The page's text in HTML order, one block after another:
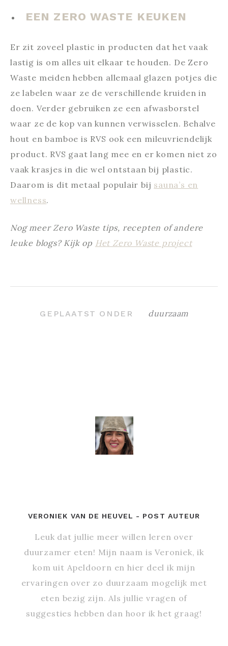
EEN ZERO WASTE KEUKEN
Er zit zoveel plastic in producten dat het vaak
lastig is om alles uit elkaar te houden. De Zero
Waste meiden hebben allemaal glazen potjes die
ze labelen waar ze de verschillende kruiden in
doen. Verder gebruiken ze een afwasborstel
waar ze de kop van kunnen verwisselen. Behalve
hout en bamboe is RVS ook een mileuvriendelijk
product. RVS gaat lang mee en er komen niet zo
vaak krasjes in die wel ontstaan bij plastic.
Daarom is dit metaal populair bij sauna’s en
wellness.
Nog meer Zero Waste tips, recepten of andere
leuke blogs? Kijk op Het Zero Waste project
GEPLAATST ONDER duurzaam
VERONIEK VAN DE HEUVEL - POST AUTEUR
Leuk dat jullie meer willen leren over
duurzamer eten! Mijn naam is Veroniek, ik
kom uit Apeldoorn en hier deel ik mijn
ervaringen over zo duurzaam mogelijk met
eten bezig zijn. Als jullie vragen of
suggesties hebben dan hoor ik het graag!